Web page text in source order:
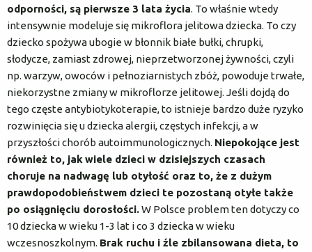
odporności, są pierwsze 3 lata życia. To właśnie wtedy
intensywnie modeluje się mikroflora jelitowa dziecka. To czy
dziecko spożywa ubogie w błonnik białe bułki, chrupki,
słodycze, zamiast zdrowej, nieprzetworzonej żywności, czyli
np. warzyw, owoców i pełnoziarnistych zbóż, powoduje trwałe,
niekorzystne zmiany w mikroflorze jelitowej. Jeśli dojdą do
tego częste antybiotykoterapie, to istnieje bardzo duże ryzyko
rozwinięcia się u dziecka alergii, częstych infekcji, a w
przyszłości chorób autoimmunologicznych. Niepokojące jest
również to, jakwiele dzieci w dzisiejszych czasach
choruje na nadwagę lub otyłość oraz to, że z dużym
prawdopodobieństwem dzieci te pozostaną otyłe także
po osiągnięciu dorosłości.W Polsce problem ten dotyczy co
10 dziecka w wieku 1-3 lat i co 3 dziecka w wieku
wczesnoszkolnym. Brak ruchu i źle zbilansowana dieta, to